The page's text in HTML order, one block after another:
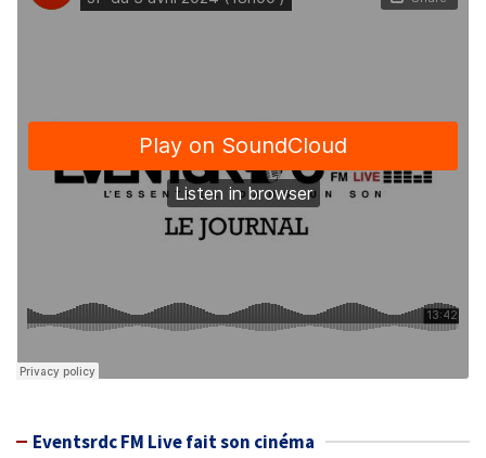
Eventsrdc FM Live fait son cinéma